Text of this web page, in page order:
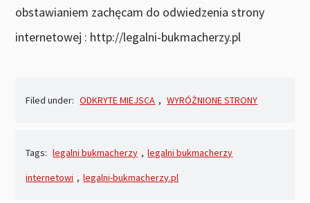
obstawianiem zachęcam do odwiedzenia strony
internetowej : http://legalni-bukmacherzy.pl
Filed under: ODKRYTE MIEJSCA , WYRÓŻNIONE STRONY
Tags: legalni bukmacherzy , legalni bukmacherzy
internetowi , legalni-bukmacherzy.pl